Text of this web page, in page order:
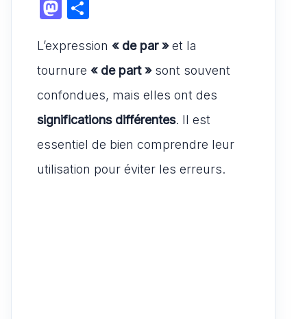
at
s
A
p
p
e
b
o
o
k
l
t
M
st
o
d
o
n
ta
g
er
L’expression « de par »et la
tournure « de part »sont souvent
confondues, mais elles ont des
significations différentes. Il est
essentiel de bien comprendre leur
utilisation pour éviter les erreurs.